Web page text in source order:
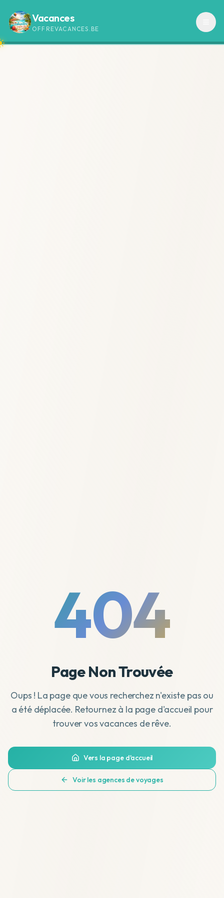
Vacances
OFFREVACANCES.BE
404
Page Non Trouvée
Oups ! La page que vous recherchez n'existe pas ou
a été déplacée. Retournez à la page d'accueil pour
trouver vos vacances de rêve.
Vers la page d'accueil
Voir les agences de voyages